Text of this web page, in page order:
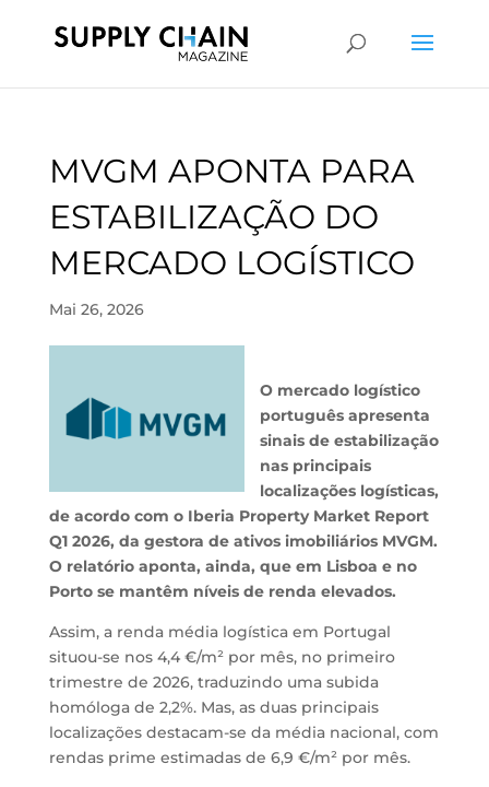
MVGM APONTA PARA
ESTABILIZAÇÃO DO
MERCADO LOGÍSTICO
Mai 26, 2026
O mercado logístico
português apresenta
sinais de estabilização
nas principais
localizações logísticas,
de acordo com o Iberia Property Market Report
Q1 2026, da gestora de ativos imobiliários MVGM.
O relatório aponta, ainda, que em Lisboa e no
Porto se mantêm níveis de renda elevados.
Assim, a renda média logística em Portugal
situou-se nos 4,4 €/m² por mês, no primeiro
trimestre de 2026, traduzindo uma subida
homóloga de 2,2%. Mas, as duas principais
localizações destacam-se da média nacional, com
rendas prime estimadas de 6,9 €/m² por mês.